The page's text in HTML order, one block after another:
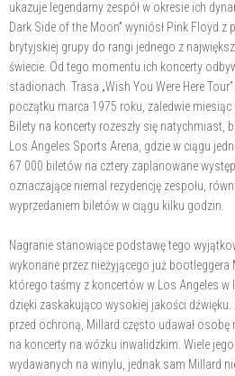
ukazuje legendarny zespół w okresie ich
Dark Side of the Moon” wyniósł Pink Floyd z
brytyjskiej grupy do rangi jednego z
świecie. Od tego momentu ich koncerty
stadionach. Trasa „Wish You Were Here
początku marca 1975 roku, zaledwie miesiąc
Bilety na koncerty rozeszły się natychmiast,
Los Angeles Sports Arena, gdzie w ciągu
67 000 biletów na cztery zaplanowane
oznaczające niemal rezydencję zespołu,
wyprzedaniem biletów w ciągu kilku godzin.
Nagranie stanowiące podstawę tego
wykonane przez nieżyjącego już bootleggera
którego taśmy z koncertów w Los Angeles w
dzięki zaskakująco wysokiej jakości
przed ochroną, Millard często udawał osobę
na koncerty na wózku inwalidzkim. Wiele
wydawanych na winylu, jednak sam Millard